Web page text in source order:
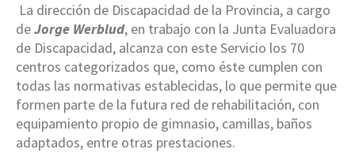
La dirección de Discapacidad de la Provincia, a cargo
deJorge Werblud, en trabajo con la Junta Evaluadora
de Discapacidad, alcanza con este Servicio los 70
centros categorizados que, como éste cumplen con
todas las normativas establecidas, lo que permite que
formen parte de la futura red de rehabilitación, con
equipamiento propio de gimnasio, camillas, baños
adaptados, entre otras prestaciones.